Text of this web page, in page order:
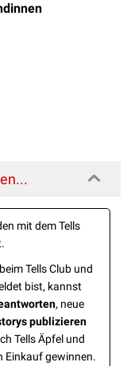
mit dem Tells
Tells Club und
bist, kannst
, neue
publizieren
Tells Äpfel und
Einkauf gewinnen.